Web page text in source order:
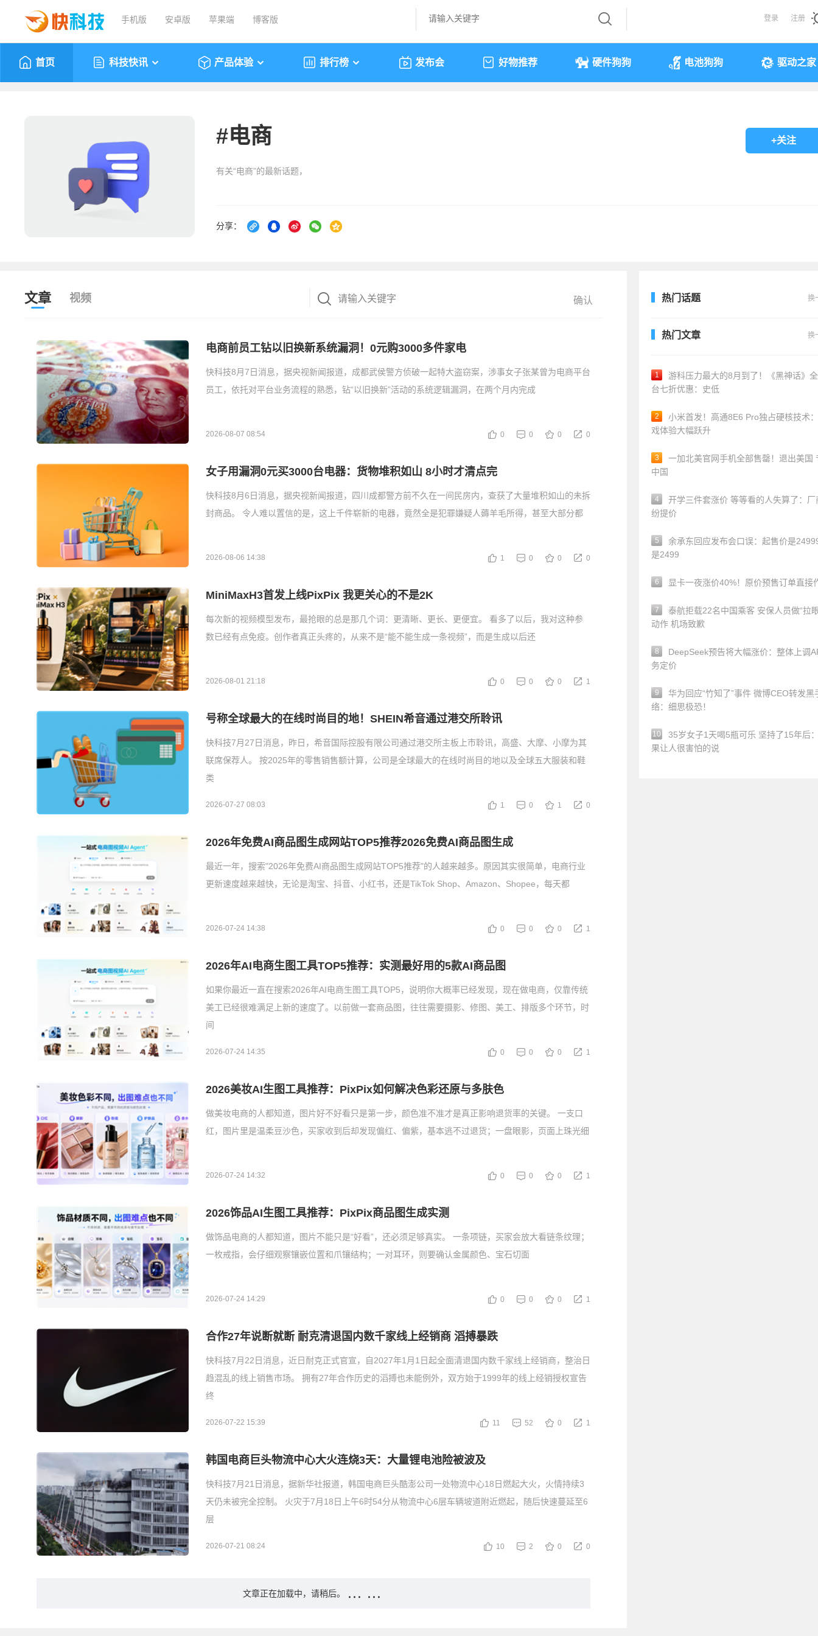
手机版 安卓版 苹果端 博客版 登录 注册
首页 科技快讯 产品体验 排行榜 发布会 好物推荐 硬件狗狗 电池狗狗 驱动之家
#电商
有关“电商”的最新话题，
分享：
+关注
文章 视频
电商前员工钻以旧换新系统漏洞！0元购3000多件家电
快科技8月7日消息，据央视新闻报道，成都武侯警方侦破一起特大盗窃案，涉事女子张某曾为电商平台
员工，依托对平台业务流程的熟悉，钻“以旧换新”活动的系统逻辑漏洞，在两个月内完成
2026-08-07 08:54 0 0 0 0
女子用漏洞0元买3000台电器：货物堆积如山 8小时才清点完
快科技8月6日消息，据央视新闻报道，四川成都警方前不久在一间民房内，查获了大量堆积如山的未拆
封商品。 令人难以置信的是，这上千件崭新的电器，竟然全是犯罪嫌疑人薅羊毛所得，甚至大部分都
2026-08-06 14:38 1 0 0 0
MiniMaxH3首发上线PixPix 我更关心的不是2K
每次新的视频模型发布，最抢眼的总是那几个词：更清晰、更长、更便宜。 看多了以后，我对这种参
数已经有点免疫。创作者真正头疼的，从来不是“能不能生成一条视频”，而是生成以后还
2026-08-01 21:18 0 0 0 1
号称全球最大的在线时尚目的地！SHEIN希音通过港交所聆讯
快科技7月27日消息，昨日，希音国际控股有限公司通过港交所主板上市聆讯，高盛、大摩、小摩为其
联席保荐人。 按2025年的零售销售额计算，公司是全球最大的在线时尚目的地以及全球五大服装和鞋
类
2026-07-27 08:03 1 0 1 0
2026年免费AI商品图生成网站TOP5推荐2026免费AI商品图生成
最近一年，搜索"2026年免费AI商品图生成网站TOP5推荐"的人越来越多。原因其实很简单，电商行业
更新速度越来越快，无论是淘宝、抖音、小红书，还是TikTok Shop、Amazon、Shopee，每天都
2026-07-24 14:38 0 0 0 1
2026年AI电商生图工具TOP5推荐：实测最好用的5款AI商品图
如果你最近一直在搜索2026年AI电商生图工具TOP5，说明你大概率已经发现，现在做电商，仅靠传统
美工已经很难满足上新的速度了。以前做一套商品图，往往需要摄影、修图、美工、排版多个环节，时
间
2026-07-24 14:35 0 0 0 1
2026美妆AI生图工具推荐：PixPix如何解决色彩还原与多肤色
做美妆电商的人都知道，图片好不好看只是第一步，颜色准不准才是真正影响退货率的关键。 一支口
红，图片里是温柔豆沙色，买家收到后却发现偏红、偏紫，基本逃不过退货；一盘眼影，页面上珠光细
2026-07-24 14:32 0 0 0 1
2026饰品AI生图工具推荐：PixPix商品图生成实测
做饰品电商的人都知道，图片不能只是“好看”，还必须足够真实。 一条项链，买家会放大看链条纹理；
一枚戒指，会仔细观察镶嵌位置和爪镶结构；一对耳环，则要确认金属颜色、宝石切面
2026-07-24 14:29 0 0 0 1
合作27年说断就断 耐克清退国内数千家线上经销商 滔搏暴跌
快科技7月22日消息，近日耐克正式官宣，自2027年1月1日起全面清退国内数千家线上经销商，整治日
趋混乱的线上销售市场。 拥有27年合作历史的滔搏也未能例外，双方始于1999年的线上经销授权宣告
终
2026-07-22 15:39 11 52 0 1
韩国电商巨头物流中心大火连烧3天：大量锂电池险被波及
快科技7月21日消息，据新华社报道，韩国电商巨头酷澎公司一处物流中心18日燃起大火，火情持续3
天仍未被完全控制。 火灾于7月18日上午6时54分从物流中心6层车辆坡道附近燃起，随后快速蔓延至6
层
2026-07-21 08:24 10 2 0 0
文章正在加载中，请稍后。
热门话题 换
热门文章 换
1
游科压力最大的8月到了！《黑神话》
台七折优惠：史低
2
小米首发！高通8E6 Pro独占硬核技术
戏体验大幅跃升
3
一加北美官网手机全部售罄！退出美国
中国
4
开学三件套涨价 等等看的人失算了：厂
纷提价
5
余承东回应发布会口误：起售价是
是2499
6 显卡一夜涨价40%！原价预售订单直接
7
泰航拒载22名中国乘客 安保人员做“拉
动作 机场致歉
8
DeepSeek预告将大幅涨价：整体上调
务定价
9
华为回应“竹知了”事件 微博CEO转发黑
络：细思极恐！
10
35岁女子1天喝5瓶可乐 坚持了15年后
果让人很害怕的说